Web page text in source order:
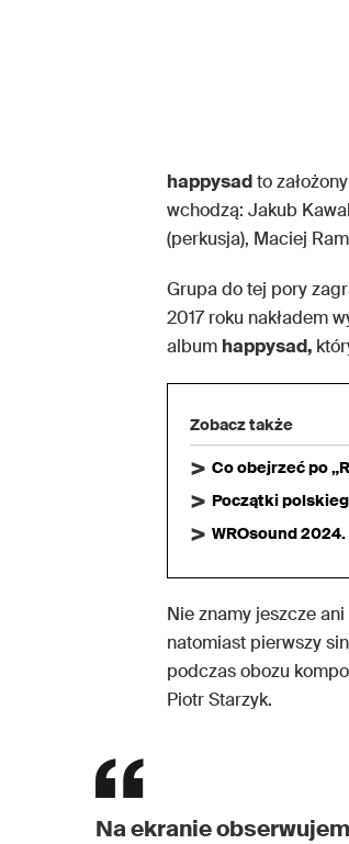
happysadto
wchodzą: Jakub
(perkusja), Maciej
Grupa do tej pory
2017 roku nakładem
album happysad,
Zobacz także
Co obejrzeć po
Początki
WROsound 2024.
Nie znamy jeszcze
natomiast pierwszy
podczas obozu
Piotr Starzyk.
Na ekranie